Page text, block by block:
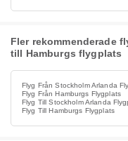
Fler rekommenderade
till Hamburgs flygplats
Flyg Från Stockholm Arlanda
Flyg Från Hamburgs Flygplats
Flyg Till Stockholm Arlanda
Flyg Till Hamburgs Flygplats